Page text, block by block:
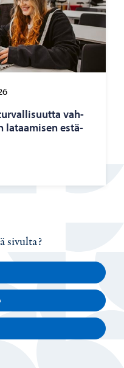
vah­
la­taa­mi­sen es­tä­
sivulta?